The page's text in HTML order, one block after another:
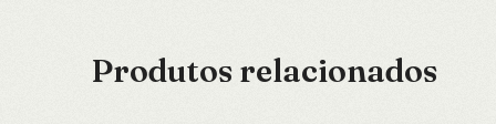
Produtos relacionados